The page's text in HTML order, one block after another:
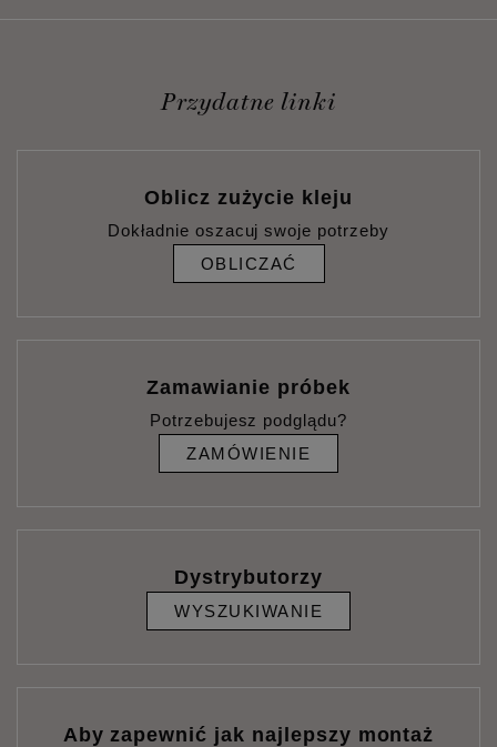
Przydatne linki
Oblicz zużycie kleju
Dokładnie oszacuj swoje potrzeby
OBLICZAĆ
Zamawianie próbek
Potrzebujesz podglądu?
ZAMÓWIENIE
Dystrybutorzy
WYSZUKIWANIE
Aby zapewnić jak najlepszy montaż